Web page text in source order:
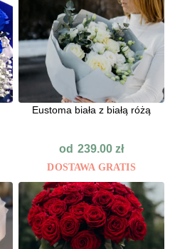
Eustoma biała z białą różą
od 239.00zł
DOSTAWA GRATIS